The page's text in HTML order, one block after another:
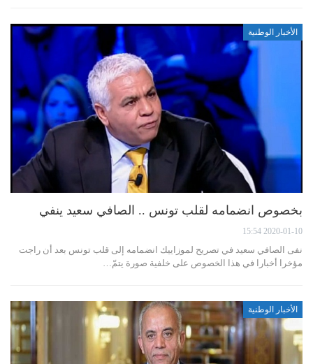
الأخبار الوطنية
بخصوص انضمامه لقلب تونس .. الصافي سعيد ينفي
2020-01-10 15:54
نفى الصافي سعيد في تصريح لموزاييك انضمامه إلى قلب تونس بعد أن راجت
مؤخرا أخبارا في هذا الخصوص على خلفية صورة يتمّ…
الأخبار الوطنية